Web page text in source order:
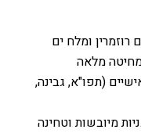
רוזמרין ומלח ים
מחיטה מלאה
(תפו"א, גבינה,
מיובשות וטחינה